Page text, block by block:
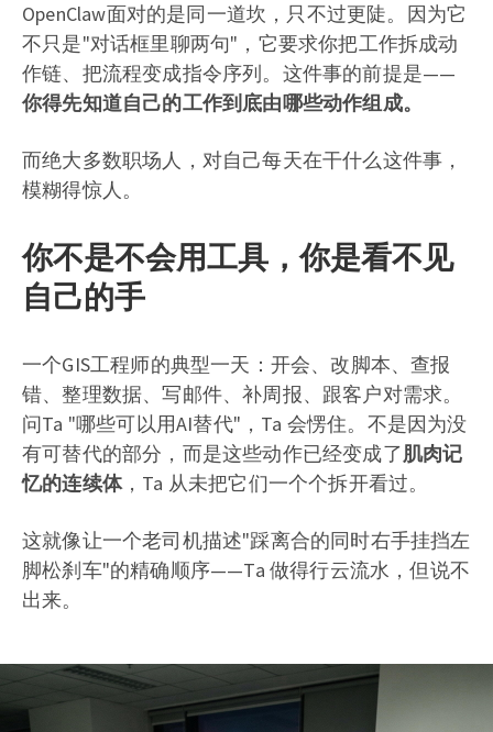
OpenClaw面对的是同一道坎，只不过更陡。因为它
不只是"对话框里聊两句"，它要求你把工作拆成动
作链、把流程变成指令序列。这件事的前提是——
你得先知道自己的工作到底由哪些动作组成。
而绝大多数职场人，对自己每天在干什么这件事，
模糊得惊人。
你不是不会用工具，你是看不见
自己的手
一个GIS工程师的典型一天：开会、改脚本、查报
错、整理数据、写邮件、补周报、跟客户对需求。
问Ta "哪些可以用AI替代"，Ta 会愣住。不是因为没
有可替代的部分，而是这些动作已经变成了肌肉记
忆的连续体，Ta 从未把它们一个个拆开看过。
这就像让一个老司机描述"踩离合的同时右手挂挡左
脚松刹车"的精确顺序——Ta 做得行云流水，但说不
出来。